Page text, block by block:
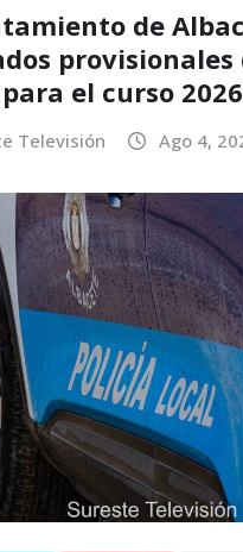
de
provisionales
el curso
Televisión Ago 4,